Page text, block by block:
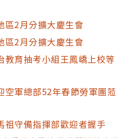
區2月分擴大慶生會
區2月分擴大慶生會
教育抽考小組王鳳嶠上校等
空軍總部52年春節勞軍團蒞
祖守備指揮部歡迎者握手